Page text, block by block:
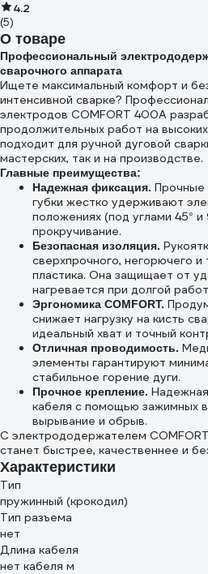
4.2
(5)
О товаре
Профессиональный
сварочного аппарата
Ищете максимальный комфорт и
интенсивной сварке?
электродов COMFORT 400А
продолжительных работ на
подходит для ручной дуговой
мастерских, так и на производстве.
Главные преимущества:
Надежная фиксация. Прочные
губки жестко удерживают
положениях (под углами 45° и
прокручивание.
Безопасная изоляция.
сверхпрочного, негорючего и
пластика. Она защищает от
нагревается при долгой
Эргономика COMFORT.
снижает нагрузку на кисть
идеальный хват и точный
Отличная проводимость.
элементы гарантируют
стабильное горение дуги.
Прочное крепление.
кабеля с помощью зажимных
вырывание и обрыв.
С электрододержателем
станет быстрее, качественнее и
Характеристики
Тип
пружинный (крокодил)
Тип разъема
нет
Длина кабеля
нет кабеля м